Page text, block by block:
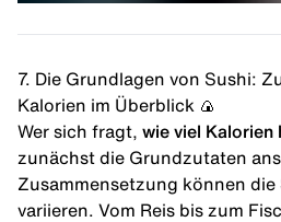
7. Die Grundlagen von Sushi:
Kalorien im Überblick 🍙
Wer sich fragt, wie viel Kalorien
zunächst die Grundzutaten
Zusammensetzung können die
variieren. Vom Reis bis zum